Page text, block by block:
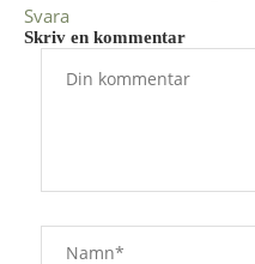
Svara
Skriv en kommentar